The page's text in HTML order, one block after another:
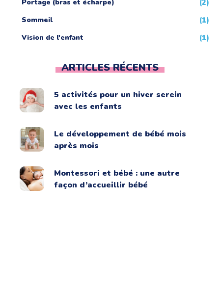
Portage (bras et écharpe) (2)
Sommeil (1)
Vision de l'enfant (1)
ARTICLES RÉCENTS
5 activités pour un hiver serein
avec les enfants
Le développement de bébé mois
après mois
Montessori et bébé : une autre
façon d’accueillir bébé